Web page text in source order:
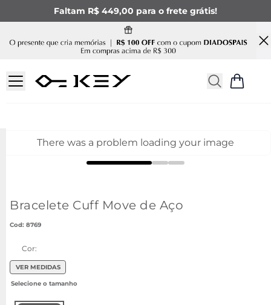
Faltam R$ 449,00 para o frete grátis!
There was a problem loading your image
Bracelete Cuff Move de Aço
: 8769
Cor:
VER MEDIDAS